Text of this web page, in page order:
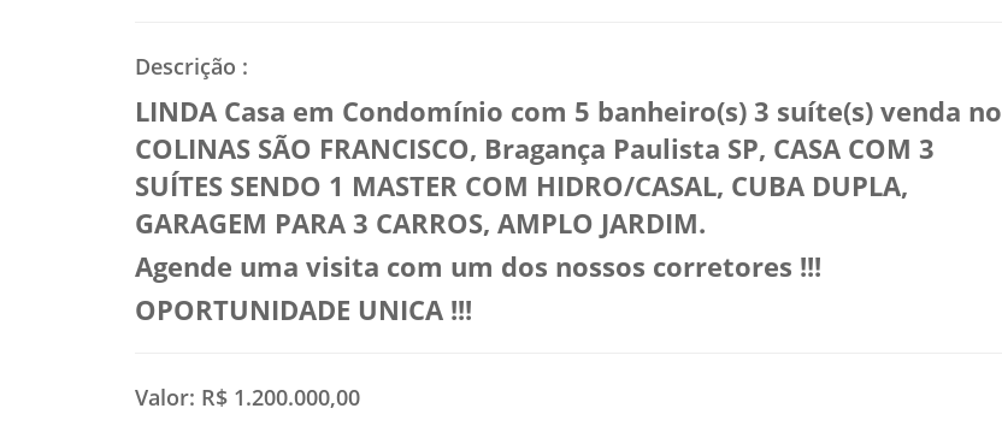
Descrição :
LINDA Casa em Condomínio com 5 banheiro(s) 3 suíte(s) venda no
COLINAS SÃO FRANCISCO, Bragança Paulista SP, CASA COM 3
SUÍTES SENDO 1 MASTER COM HIDRO/CASAL, CUBA DUPLA,
GARAGEM PARA 3 CARROS, AMPLO JARDIM.
Agende uma visita com um dos nossos corretores !!!
OPORTUNIDADE UNICA !!!
Valor: R$ 1.200.000,00